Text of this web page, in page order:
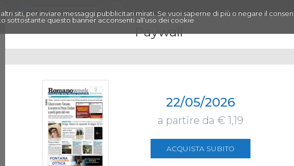
siti, per inviare messaggi pubblicitari mirati. Se vuoi saperne di più o negare il
sottostante questo banner acconsenti all’uso dei cookie
Paywall
22/05/2026
a partire da € 1,19
ACQUISTA SUBITO